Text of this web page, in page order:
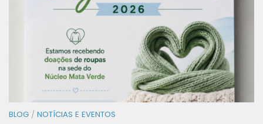
BLOG / NOTÍCIAS E EVENTOS